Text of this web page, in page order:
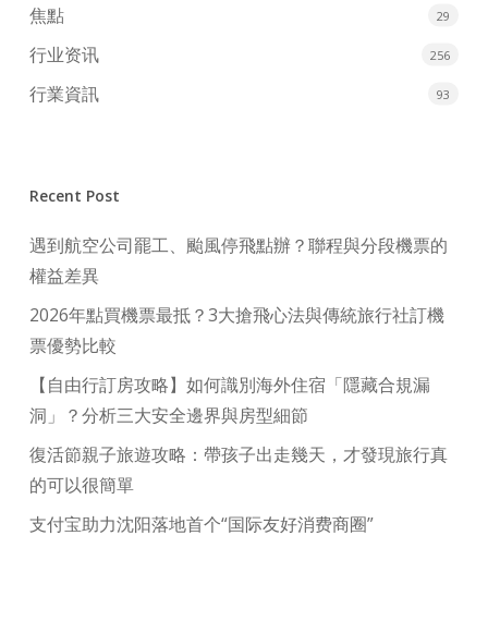
焦點 29
行业资讯 256
行業資訊 93
Recent Post
遇到航空公司罷工、颱風停飛點辦？聯程與分段機票的
權益差異
2026年點買機票最抵？3大搶飛心法與傳統旅行社訂機
票優勢比較
【自由行訂房攻略】如何識別海外住宿「隱藏合規漏
洞」？分析三大安全邊界與房型細節
復活節親子旅遊攻略：帶孩子出走幾天，才發現旅行真
的可以很簡單
支付宝助力沈阳落地首个“国际友好消费商圈”